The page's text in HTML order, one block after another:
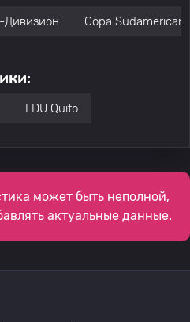
Copa
LDU Quito
может быть неполной,
актуальные данные.